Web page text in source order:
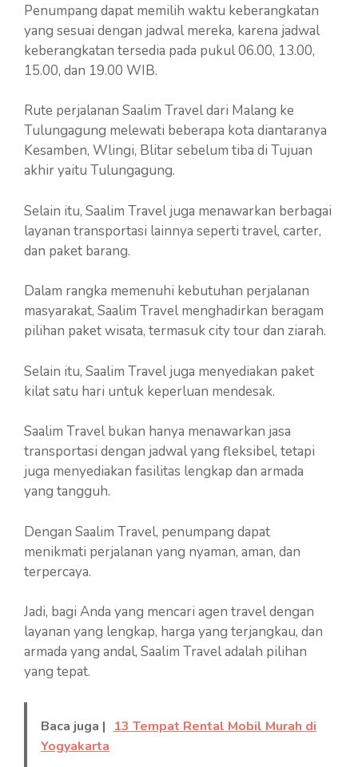
Penumpang dapat memilih waktu keberangkatan
yang sesuai dengan jadwal mereka, karena jadwal
keberangkatan tersedia pada pukul 06.00, 13.00,
15.00, dan 19.00 WIB.
Rute perjalanan Saalim Travel dari Malang ke
Tulungagung melewati beberapa kota diantaranya
Kesamben, Wlingi, Blitar sebelum tiba di Tujuan
akhir yaitu Tulungagung.
Selain itu, Saalim Travel juga menawarkan berbagai
layanan transportasi lainnya seperti travel, carter,
dan paket barang.
Dalam rangka memenuhi kebutuhan perjalanan
masyarakat, Saalim Travel menghadirkan beragam
pilihan paket wisata, termasuk city tour dan ziarah.
Selain itu, Saalim Travel juga menyediakan paket
kilat satu hari untuk keperluan mendesak.
Saalim Travel bukan hanya menawarkan jasa
transportasi dengan jadwal yang fleksibel, tetapi
juga menyediakan fasilitas lengkap dan armada
yang tangguh.
Dengan Saalim Travel, penumpang dapat
menikmati perjalanan yang nyaman, aman, dan
terpercaya.
Jadi, bagi Anda yang mencari agen travel dengan
layanan yang lengkap, harga yang terjangkau, dan
armada yang andal, Saalim Travel adalah pilihan
yang tepat.
Baca juga | 13 Tempat Rental Mobil Murah di
Yogyakarta